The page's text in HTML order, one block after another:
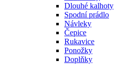
Dlouhé kalhoty
Spodní prádlo
Návleky
Čepice
Rukavice
Ponožky
Doplňky